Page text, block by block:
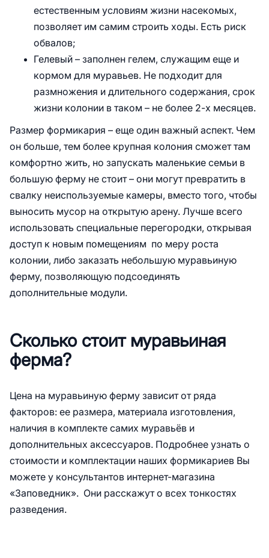
естественным условиям жизни насекомых,
позволяет им самим строить ходы. Есть риск
обвалов;
Гелевый – заполнен гелем, служащим еще и
кормом для муравьев. Не подходит для
размножения и длительного содержания, срок
жизни колонии в таком – не более 2-х месяцев.
Размер формикария – еще один важный аспект. Чем
он больше, тем более крупная колония сможет там
комфортно жить, но запускать маленькие семьи в
большую ферму не стоит – они могут превратить в
свалку неиспользуемые камеры, вместо того, чтобы
выносить мусор на открытую арену. Лучше всего
использовать специальные перегородки, открывая
доступ к новым помещениям по меру роста
колонии, либо заказать небольшую муравьиную
ферму, позволяющую подсоединять
дополнительные модули.
Сколько стоит муравьиная
ферма?
Цена на муравьиную ферму зависит от ряда
факторов: ее размера, материала изготовления,
наличия в комплекте самих муравьёв и
дополнительных аксессуаров. Подробнее узнать о
стоимости и комплектации наших формикариев Вы
можете у консультантов интернет-магазина
«Заповедник». Они расскажут о всех тонкостях
разведения.